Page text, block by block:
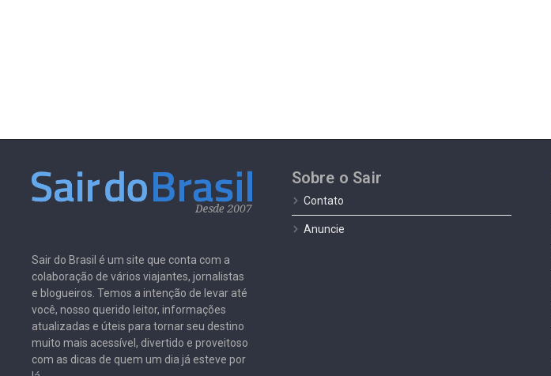
Sair do Brasil é um site que conta com a
colaboração de vários viajantes, jornalistas
e blogueiros. Temos a intenção de levar até
você, nosso querido leitor, informações
atualizadas e úteis para tornar seu destino
muito mais acessível, divertido e proveitoso
com as dicas de quem um dia já esteve por
Sobre o Sair
Contato
Anuncie